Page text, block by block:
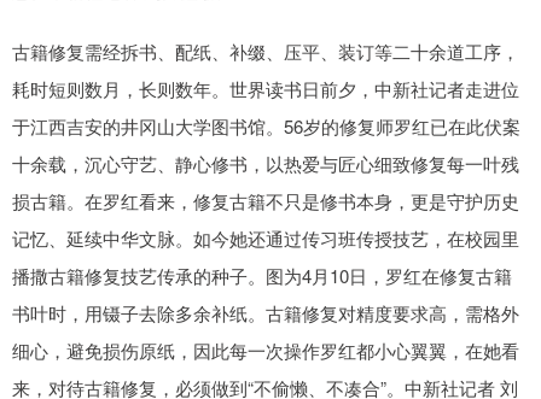
古籍修复需经拆书、配纸、补缀、压平、装订等二十余道工序，
耗时短则数月，长则数年。世界读书日前夕，中新社记者走进位
于江西吉安的井冈山大学图书馆。56岁的修复师罗红已在此伏案
十余载，沉心守艺、静心修书，以热爱与匠心细致修复每一叶残
损古籍。在罗红看来，修复古籍不只是修书本身，更是守护历史
记忆、延续中华文脉。如今她还通过传习班传授技艺，在校园里
播撒古籍修复技艺传承的种子。图为4月10日，罗红在修复古籍
书叶时，用镊子去除多余补纸。古籍修复对精度要求高，需格外
细心，避免损伤原纸，因此每一次操作罗红都小心翼翼，在她看
来，对待古籍修复，必须做到“不偷懒、不凑合”。中新社记者 刘